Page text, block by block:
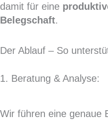
damit für eine
Belegschaft.
Der Ablauf – So
1. Beratung & Analyse:
Wir führen eine genaue